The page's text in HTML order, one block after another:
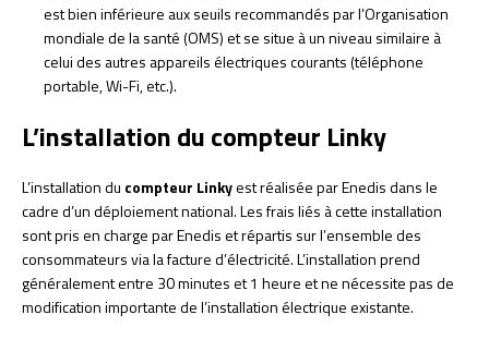
est bien inférieure aux seuils recommandés par l’Organisation
mondiale de la santé (OMS) et se situe à un niveau similaire à
celui des autres appareils électriques courants (téléphone
portable, Wi-Fi, etc.).
L’installation du compteur Linky
L’installation du compteur Linkyest réalisée par Enedis dans le
cadre d’un déploiement national. Les frais liés à cette installation
sont pris en charge par Enedis et répartis sur l’ensemble des
consommateurs via la facture d’électricité. L’installation prend
généralement entre 30 minutes et 1 heure et ne nécessite pas de
modification importante de l’installation électrique existante.